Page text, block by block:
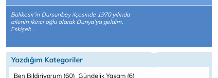
Balıkesir'in Dursunbey ilçesinde 1970 yılında
ailenin ikinci oğlu olarak Dünya'ya geldim.
Eskişeh..
Yazdığım Kategoriler
Ben Bildiriyorum (60) Gündelik Yaşam (6)